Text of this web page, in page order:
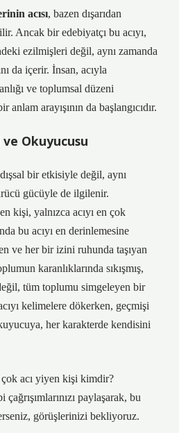
acısı, bazen dışarıdan
Ancak bir edebiyatçı bu acıyı,
ezilmişleri değil, aynı zamanda
da içerir. İnsan, acıyla
ve toplumsal düzeni
anlam arayışının da başlangıcıdır.
ve Okuyucusu
bir etkisiyle değil, aynı
gücüyle de ilgilenir.
kişi, yalnızca acıyı en çok
bu acıyı en derinlemesine
ve her bir izini ruhunda taşıyan
karanlıklarında sıkışmış,
tüm toplumu simgeleyen bir
kelimelere dökerken, geçmişi
her karakterde kendisini
acı yiyen kişi kimdir?
paylaşarak, bu
görüşlerinizi bekliyoruz.